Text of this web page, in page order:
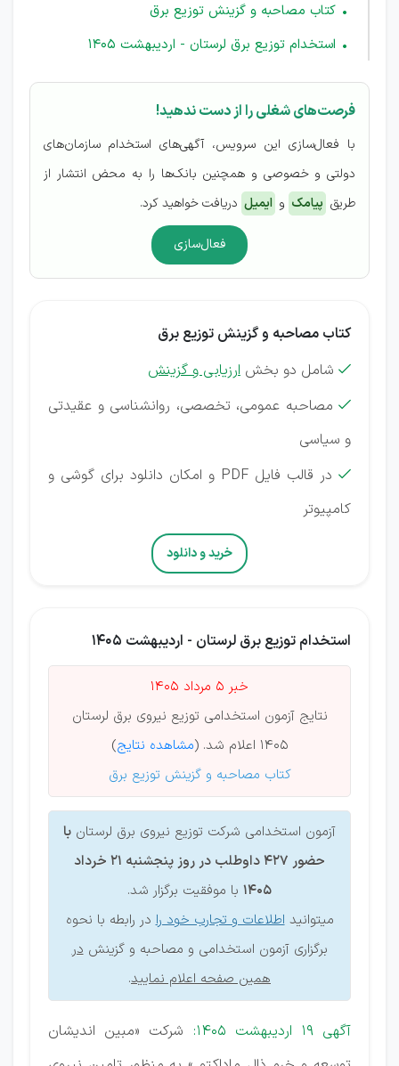
کتاب مصاحبه و گزینش توزیع برق
استخدام توزیع برق لرستان - اردیبهشت 1405
فرصت‌های شغلی را از دست ندهید!
با فعال‌سازی این سرویس، آگهی‌های استخدام سازمان‌های
دولتی و خصوصی و همچنین بانک‌ها را به محض انتشار از
طریق پیامک و ایمیل دریافت خواهید کرد.
فعال‌سازی
کتاب مصاحبه و گزینش توزیع برق
 شامل دو بخش ارزیابی و گزینش
 مصاحبه عمومی، تخصصی، روانشناسی و عقیدتی
و سیاسی

در قالب فایل PDF و امکان دانلود برای گوشی و
کامپیوتر
خرید و دانلود
استخدام توزیع برق لرستان - اردیبهشت 1405
خبر 5 مرداد 1405
نتایج آزمون استخدامی توزیع نیروی برق لرستان
1405 اعلام شد. (
مشاهده نتایج)
کتاب مصاحبه و گزینش توزیع برق
آزمون استخدامی شرکت توزیع نیروی برق لرستان با
حضور ۴۲۷ داوطلب
در روز پنجشنبه 21 خرداد
1405 با موفقیت برگزار شد.
میتوانیداطلاعات و تجارب خود رادر رابطه با نحوه
برگزاری آزمون استخدامی و مصاحبه و گزینشدر
همین صفحه اعلام نمایید.
آگهی 19 اردیبهشت 1405:
شرکت «مبین اندیشان